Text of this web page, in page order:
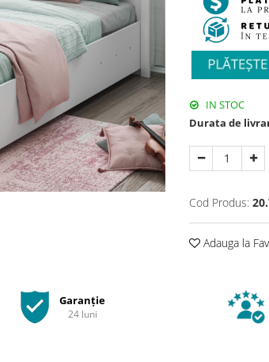
IN STOC
Durata de
Cod Produs:
Adauga la
Garanție
24 luni